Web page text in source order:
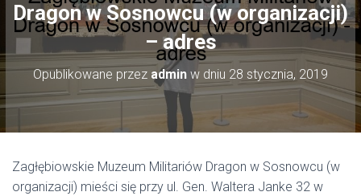
Dragon w Sosnowcu (w organizacji)
– adres
Opublikowane przez admin w dniu 28 stycznia, 2019
Zagłębiowskie Muzeum Militariów Dragon w Sosnowcu (w
organizacji) mieści się przy ul. Gen. Waltera Janke 32 w